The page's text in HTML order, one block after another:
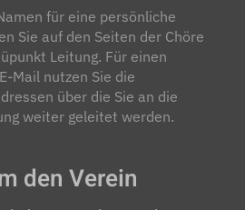
für eine persönliche
Sie auf den Seiten der Chöre
Leitung. Für einen
Mail nutzen Sie die
über die Sie an die
weiter geleitet werden.
den Verein